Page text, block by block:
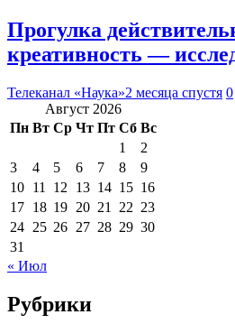
Прогулка
креативность —
Телеканал «Наука»2 месяца спустя 0
Август 2026
Пн Вт Ср Чт Пт Сб Вс
1
2
3
4 5 6 7 8
9
10 11 12 13 14 15 16
17 18 19 20 21 22 23
24 25 26 27 28 29 30
31
« Июл
Рубрики